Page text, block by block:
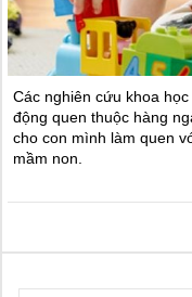
Các nghiên cứu khoa
động quen thuộc hàng
cho con mình làm quen
mầm non.